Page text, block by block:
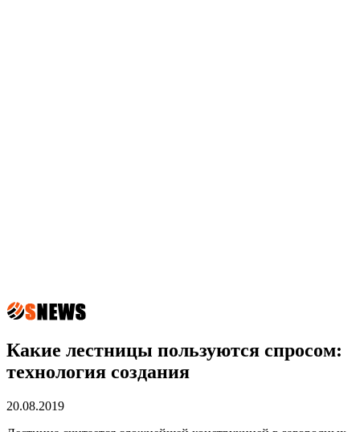
Какие лестницы пользуются спросом:
технология создания
20.08.2019